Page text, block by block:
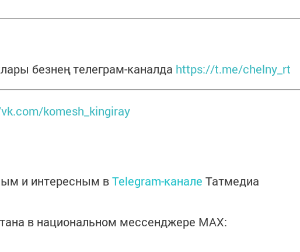
безнең телеграм-каналда https://t.me/chelny_rt
komesh_kingiray
и интересным вTelegram-канале Татмедиа
в национальном мессенджере MАХ: